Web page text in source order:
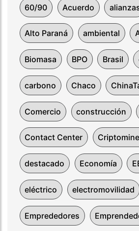
60/90 Acuerdo
Alto Paraná ambiental
Biomasa BPO Brasil
carbono Chaco
Comercio construcción
Contact Center
destacado Economía
eléctrico electromovilidad
Emprededores